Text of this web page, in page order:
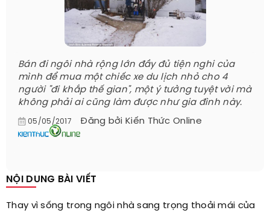
Bán đi ngôi nhà rộng lớn đầy đủ tiện nghi của
mình để mua một chiếc xe du lịch nhỏ cho 4
người "đi khắp thế gian", một ý tưởng tuyệt vời mà
không phải ai cũng làm được như gia đình này.
05/05/2017 Đăng bởi Kiến Thức Online
NỘI DUNG BÀI VIẾT
Thay vì sống trong ngôi nhà sang trọng thoải mái của